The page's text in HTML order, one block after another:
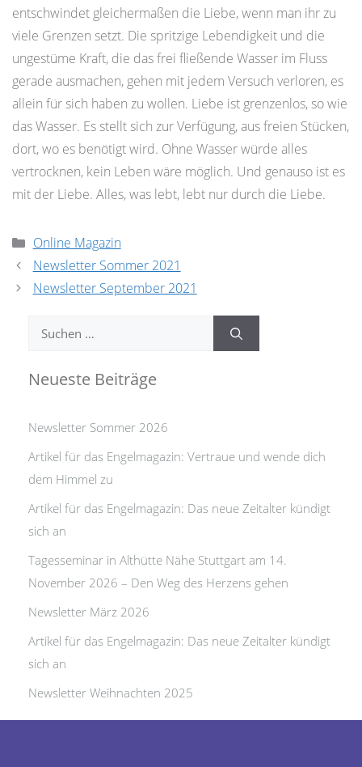
entschwindet gleichermaßen die Liebe, wenn man ihr zu
viele Grenzen setzt. Die spritzige Lebendigkeit und die
ungestüme Kraft, die das frei fließende Wasser im Fluss
gerade ausmachen, gehen mit jedem Versuch verloren, es
allein für sich haben zu wollen. Liebe ist grenzenlos, so wie
das Wasser. Es stellt sich zur Verfügung, aus freien Stücken,
dort, wo es benötigt wird. Ohne Wasser würde alles
vertrocknen, kein Leben wäre möglich. Und genauso ist es
mit der Liebe. Alles, was lebt, lebt nur durch die Liebe.
Kategorien
Online Magazin
Newsletter Sommer 2021
Newsletter September 2021
Suchen
Neueste Beiträge
Newsletter Sommer 2026
Artikel für das Engelmagazin: Vertraue und wende dich
dem Himmel zu
Artikel für das Engelmagazin: Das neue Zeitalter kündigt
sich an
Tagesseminar in Althütte Nähe Stuttgart am 14.
November 2026 – Den Weg des Herzens gehen
Newsletter März 2026
Artikel für das Engelmagazin: Das neue Zeitalter kündigt
sich an
Newsletter Weihnachten 2025